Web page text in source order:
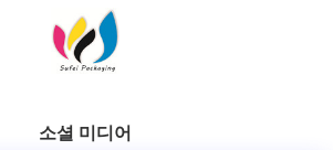
소셜 미디어